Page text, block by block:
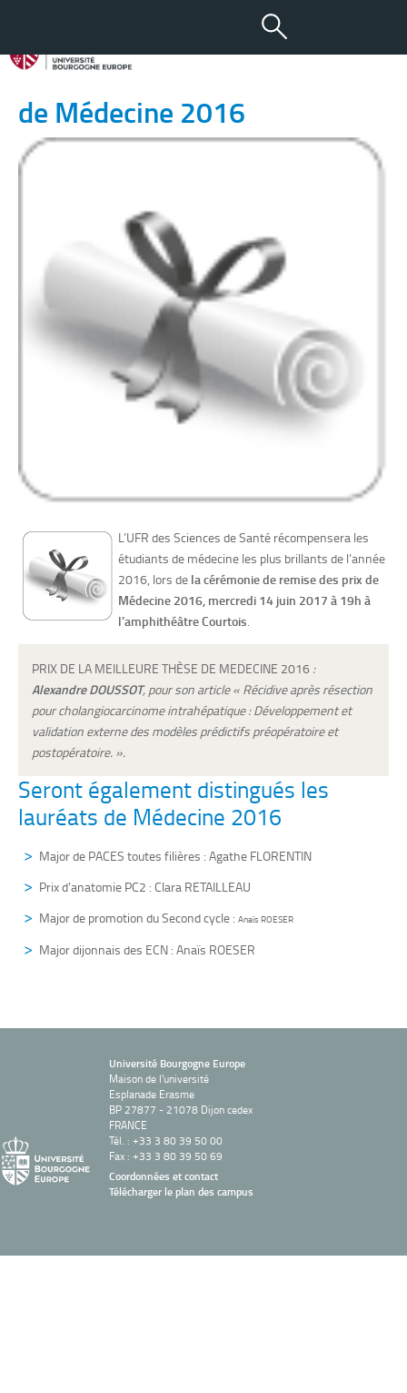
30 MAI 2017
Cérémonie de remise de prix
de Médecine 2016
L’UFR des Sciences de Santé récompensera les
étudiants de médecine les plus brillants de l’année
2016, lors de la cérémonie de remise des prix de
Médecine 2016, mercredi 14 juin 2017 à 19h à
l’amphithéâtre Courtois.
PRIX DE LA MEILLEURE THÈSE DE MEDECINE 2016 :
Alexandre DOUSSOT, pour son article « Récidive après résection
pour cholangiocarcinome intrahépatique : Développement et
validation externe des modèles prédictifs préopératoire et
postopératoire. ».
Seront également distingués les
lauréats de Médecine 2016
Major de PACES toutes filières : Agathe FLORENTIN
Prix d’anatomie PC2 : Clara RETAILLEAU
Major de promotion du Second cycle : Anaïs ROESER
Major dijonnais des ECN : Anaïs ROESER
Université Bourgogne Europe
Maison de l'université
Esplanade Erasme
BP 27877 - 21078 Dijon cedex
FRANCE
Tél. : +33 3 80 39 50 00
Fax : +33 3 80 39 50 69
Coordonnées et contact
Télécharger le plan des campus